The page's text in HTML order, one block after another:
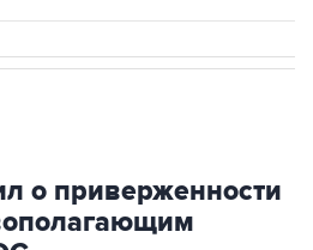
о приверженности